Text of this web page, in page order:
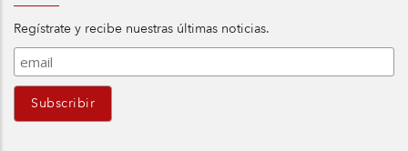
Regístrate y recibe nuestras últimas noticias.